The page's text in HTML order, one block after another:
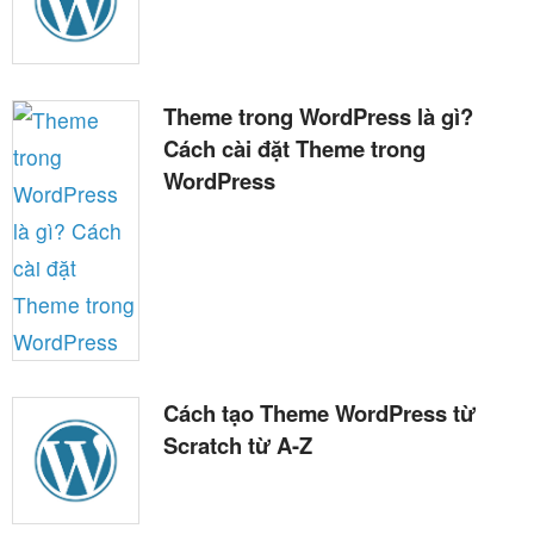
Theme trong WordPress là gì?
Cách cài đặt Theme trong
WordPress
Cách tạo Theme WordPress từ
Scratch từ A-Z